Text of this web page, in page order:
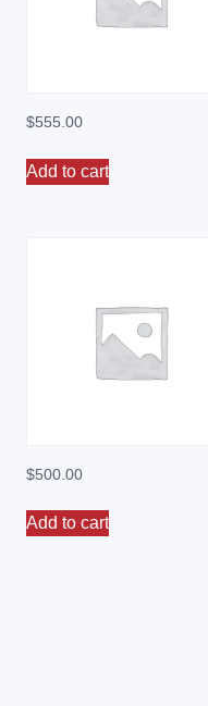
$555.00
Add to cart
$500.00
Add to cart